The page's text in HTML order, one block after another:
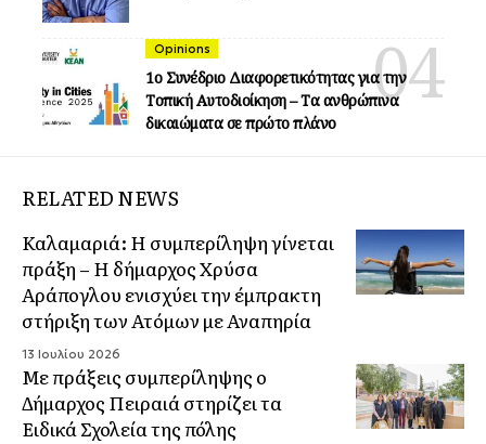
Opinions
1ο Συνέδριο Διαφορετικότητας για την
Τοπική Αυτοδιοίκηση – Τα ανθρώπινα
δικαιώματα σε πρώτο πλάνο
RELATED NEWS
Καλαμαριά: Η συμπερίληψη γίνεται
πράξη – Η δήμαρχος Χρύσα
Αράπογλου ενισχύει την έμπρακτη
στήριξη των Ατόμων με Αναπηρία
13 Ιουλίου 2026
Με πράξεις συμπερίληψης ο
Δήμαρχος Πειραιά στηρίζει τα
Ειδικά Σχολεία της πόλης